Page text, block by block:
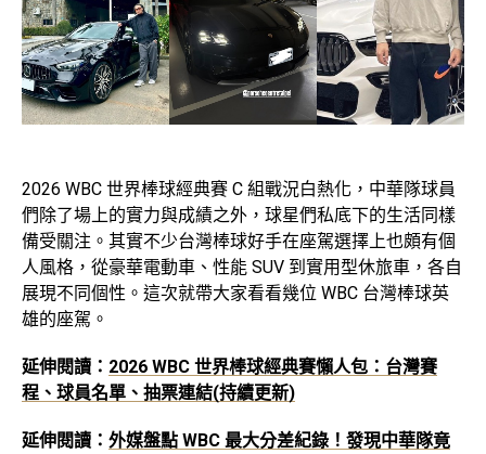
2026 WBC 世界棒球經典賽 C 組戰況白熱化，中華隊球員
們除了場上的實力與成績之外，球星們私底下的生活同樣
備受關注。其實不少台灣棒球好手在座駕選擇上也頗有個
人風格，從豪華電動車、性能 SUV 到實用型休旅車，各自
展現不同個性。這次就帶大家看看幾位 WBC 台灣棒球英
雄的座駕。
延伸閱讀： 2026 WBC 世界棒球經典賽懶人包：台灣賽
程、球員名單、抽票連結(持續更新)
延伸閱讀： 外媒盤點 WBC 最大分差紀錄！發現中華隊竟